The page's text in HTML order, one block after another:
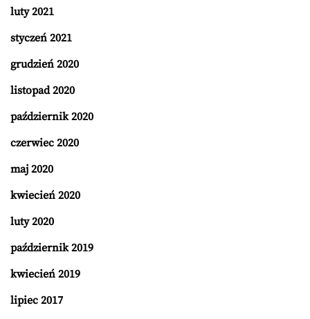
luty 2021
styczeń 2021
grudzień 2020
listopad 2020
październik 2020
czerwiec 2020
maj 2020
kwiecień 2020
luty 2020
październik 2019
kwiecień 2019
lipiec 2017